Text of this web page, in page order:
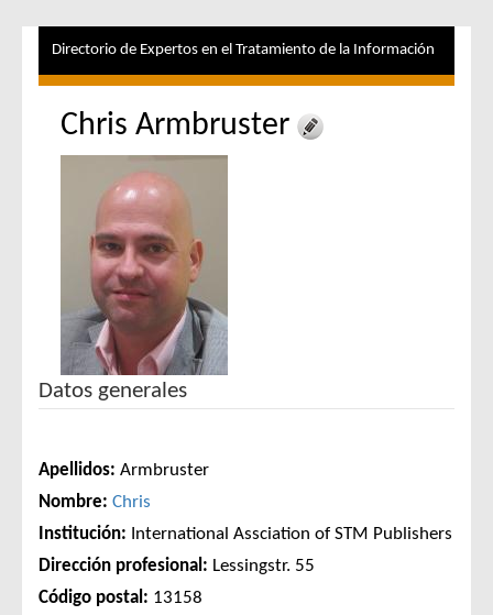
Directorio de Expertos en el Tratamiento de la Información
Chris Armbruster
Datos generales
Apellidos: Armbruster
Nombre: Chris
Institución: International Assciation of STM Publishers
Dirección profesional: Lessingstr. 55
Código postal: 13158